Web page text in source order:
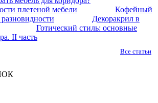
плетеной мебели
Кофейный
Декоракрил в
Готический стиль: основные
II часть
Все статьи